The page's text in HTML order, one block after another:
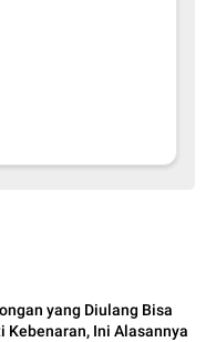
yang Diulang Bisa
Kebenaran, Ini Alasannya